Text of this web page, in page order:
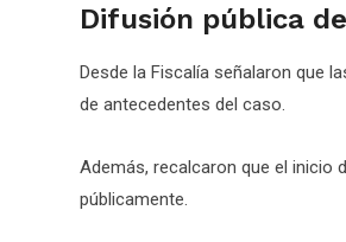
Difusión pública
Desde la Fiscalía señalaron que
de antecedentes del caso.
Además, recalcaron que el inicio
públicamente.